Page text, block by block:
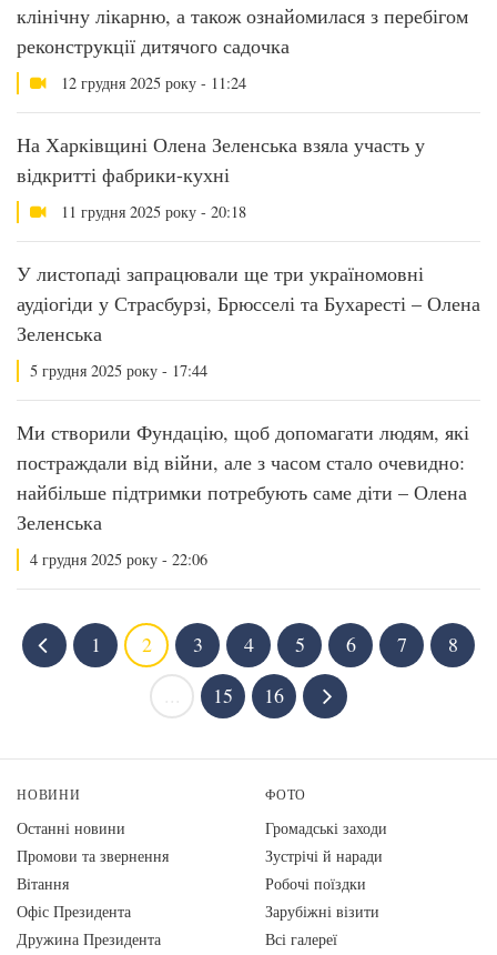
клінічну лікарню, а також ознайомилася з перебігом
реконструкції дитячого садочка
12 грудня 2025 року - 11:24
На Харківщині Олена Зеленська взяла участь у
відкритті фабрики-кухні
11 грудня 2025 року - 20:18
У листопаді запрацювали ще три україномовні
аудіогіди у Страсбурзі, Брюсселі та Бухаресті – Олена
Зеленська
5 грудня 2025 року - 17:44
Ми створили Фундацію, щоб допомагати людям, які
постраждали від війни, але з часом стало очевидно:
найбільше підтримки потребують саме діти – Олена
Зеленська
4 грудня 2025 року - 22:06
1 2 3 4 5 6 7
8
15 16
НОВИНИ
Останні новини
Промови та звернення
Вiтання
Офіс Президента
Дружина Президента
ФОТО
Громадські заходи
Зустрічі й наради
Робочі поїздки
Зарубіжні візити
Всі галереї